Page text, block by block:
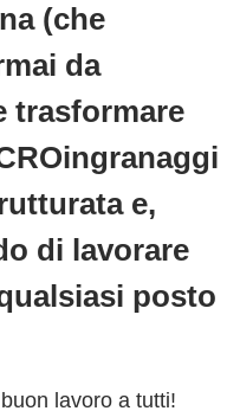
(che
da
trasformare
e,
di lavorare
posto
lavoro a tutti!